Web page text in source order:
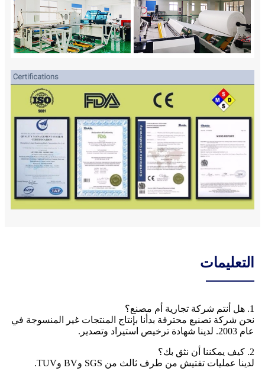
التعليمات
1. هل أنتم شركة تجارية أم مصنع؟
نحن شركة تصنيع محترفة بدأنا بإنتاج المنتجات غير المنسوجة في
عام 2003. لدينا شهادة ترخيص استيراد وتصدير.
2. كيف يمكننا أن نثق بك؟
لدينا عمليات تفتيش من طرف ثالث من SGS وBV وTUV.